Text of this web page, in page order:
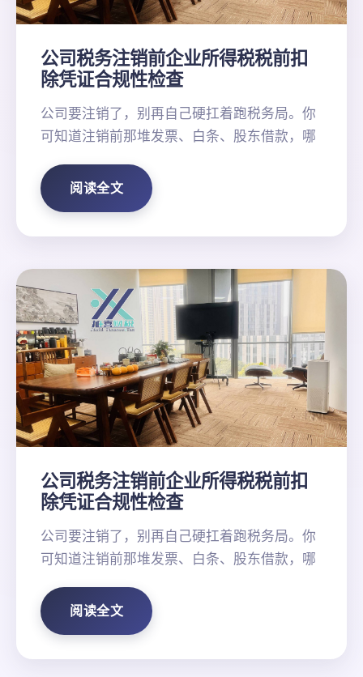
公司税务注销前企业所得税税前扣
除凭证合规性检查
公司要注销了，别再自己硬扛着跑税务局。你
可知道注销前那堆发票、白条、股东借款，哪
阅读全文
公司税务注销前企业所得税税前扣
除凭证合规性检查
公司要注销了，别再自己硬扛着跑税务局。你
可知道注销前那堆发票、白条、股东借款，哪
阅读全文